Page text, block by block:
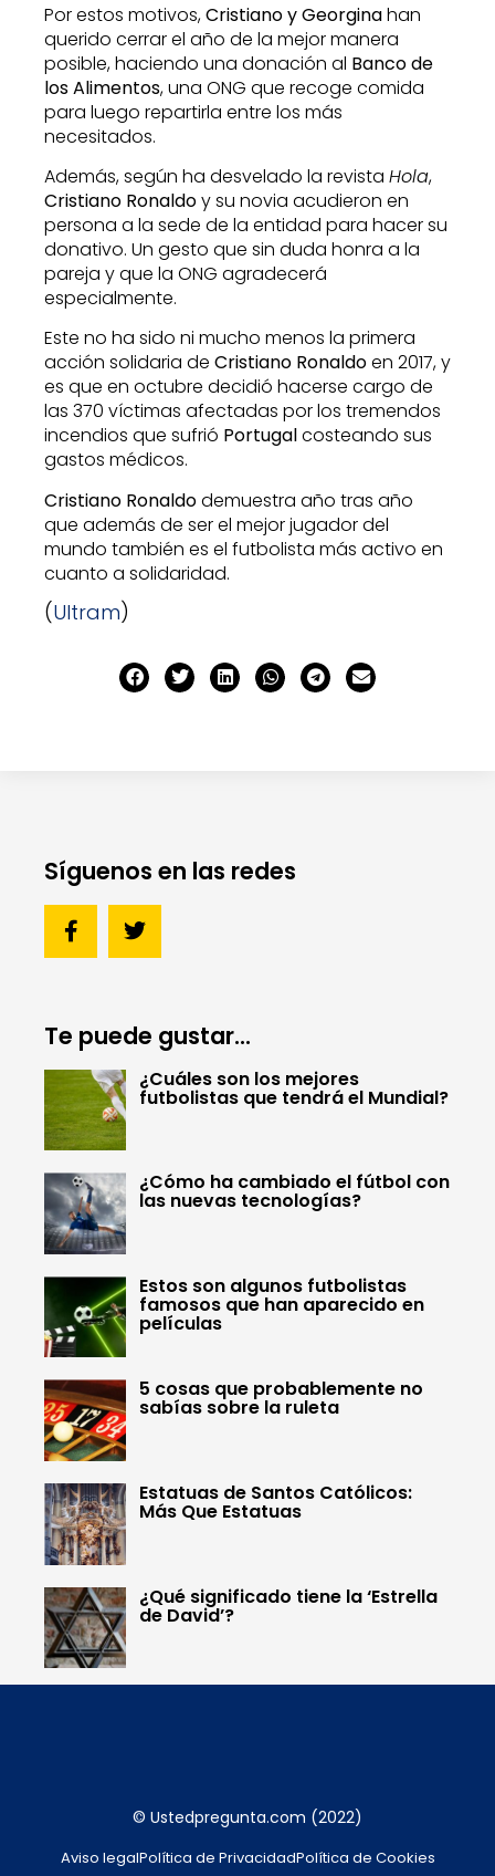
Por estos motivos,Cristiano y Georginahan
querido cerrar el año de la mejor manera
posible, haciendo una donación al Banco de
los Alimentos, una ONG que recoge comida
para luego repartirla entre los más
necesitados.
Además, según ha desvelado la revista Hola,
Cristiano Ronaldoy su novia acudieron en
persona a la sede de la entidad para hacer su
donativo. Un gesto que sin duda honra a la
pareja y que la ONG agradecerá
especialmente.
Este no ha sido ni mucho menos la primera
acción solidaria de Cristiano Ronaldoen 2017, y
es que en octubre decidió hacerse cargo de
las 370 víctimas afectadas por los tremendos
incendios que sufrió Portugalcosteando sus
gastos médicos.
Cristiano Ronaldodemuestra año tras año
que además de ser el mejor jugador del
mundo también es el futbolista más activo en
cuanto a solidaridad.
(Ultram)
Síguenos en las redes
Te puede gustar...
¿Cuáles son los mejores
futbolistas que tendrá el Mundial?
¿Cómo ha cambiado el fútbol con
las nuevas tecnologías?
Estos son algunos futbolistas
famosos que han aparecido en
películas
5 cosas que probablemente no
sabías sobre la ruleta
Estatuas de Santos Católicos:
Más Que Estatuas
¿Qué significado tiene la ‘Estrella
de David’?
© Ustedpregunta.com (2022)
Aviso legalPolítica de PrivacidadPolítica de Cookies